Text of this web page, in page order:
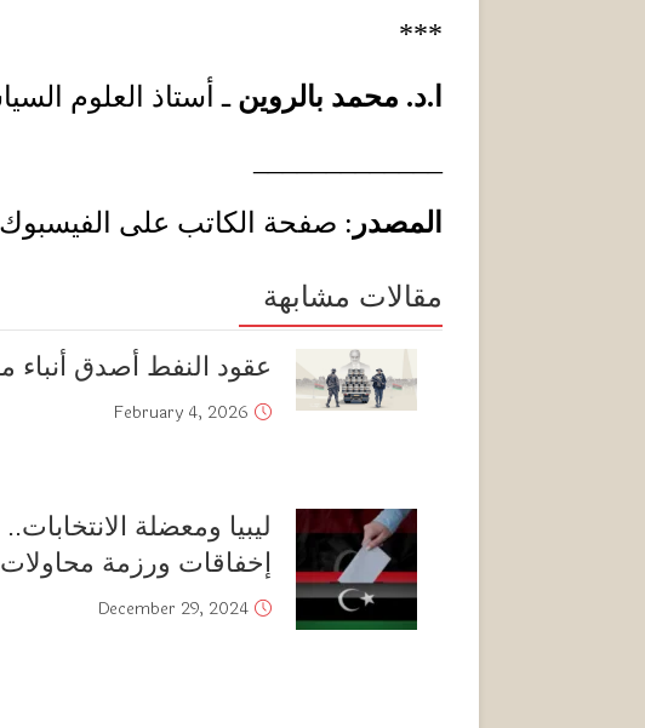
***
.د. محمد بالروين ـ أستاذ العلوم
المصدر : صفحة الكاتب على الفيسبوك
مقالات مشابهة
عقود النفط أصدق أنباء
February 4, 2026
ليبيا ومعضلة
إخفاقات ورزمة محاولات
December 29, 2024